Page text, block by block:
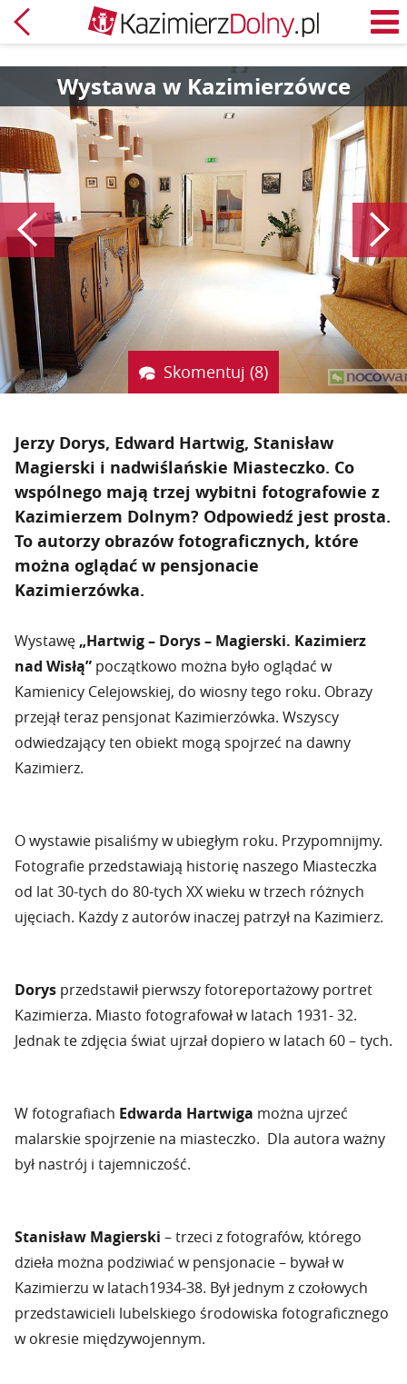
Powrót
Wystawa w Kazimierzówce
Poprzedni
Skomentuj (8)
Jerzy Dorys, Edward Hartwig, Stanisław
Magierski i nadwiślańskie Miasteczko. Co
wspólnego mają trzej wybitni fotografowie z
Kazimierzem Dolnym? Odpowiedź jest prosta.
To autorzy obrazów fotograficznych, które
można oglądać w pensjonacie
Kazimierzówka.
Wystawę „Hartwig – Dorys – Magierski. Kazimierz
nad Wisłą” początkowo można było oglądać w
Kamienicy Celejowskiej, do wiosny tego roku. Obrazy
przejął teraz pensjonat Kazimierzówka. Wszyscy
odwiedzający ten obiekt mogą spojrzeć na dawny
Kazimierz.
O wystawie pisaliśmy w ubiegłym roku. Przypomnijmy.
Fotografie przedstawiają historię naszego Miasteczka
od lat 30-tych do 80-tych XX wieku w trzech różnych
ujęciach. Każdy z autorów inaczej patrzył na Kazimierz.
Dorys przedstawił pierwszy fotoreportażowy portret
Kazimierza. Miasto fotografował w latach 1931- 32.
Jednak te zdjęcia świat ujrzał dopiero w latach 60 – tych.
W fotografiach Edwarda Hartwiga można ujrzeć
malarskie spojrzenie na miasteczko. Dla autora ważny
był nastrój i tajemniczość.
Stanisław Magierski – trzeci z fotografów, którego
dzieła można podziwiać w pensjonacie – bywał w
Kazimierzu w latach1934-38. Był jednym z czołowych
przedstawicieli lubelskiego środowiska fotograficznego
w okresie międzywojennym.